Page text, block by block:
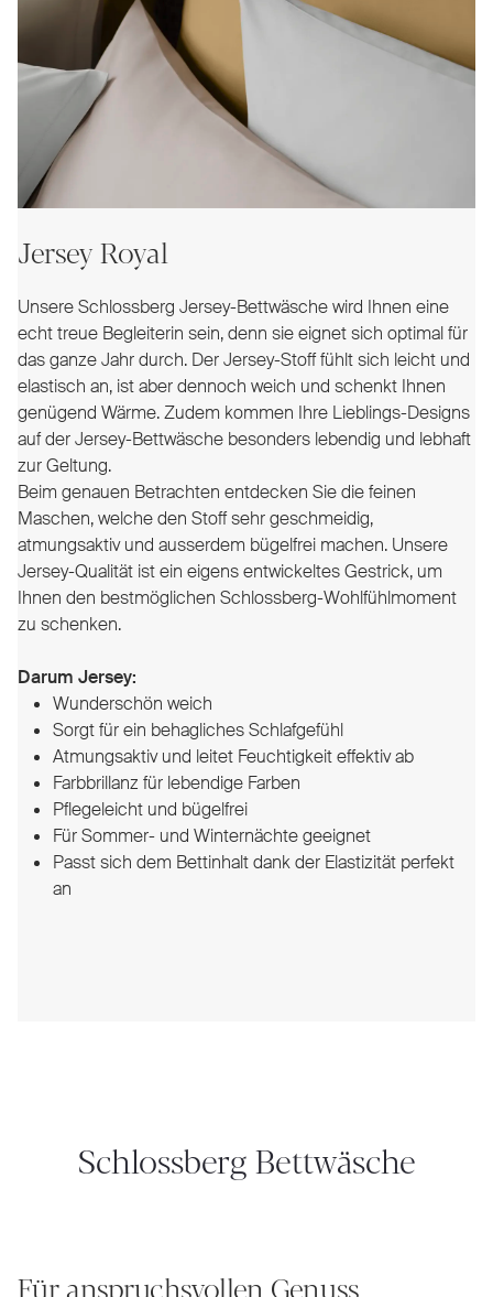
Jersey Royal
Unsere Schlossberg Jersey-Bettwäsche wird Ihnen eine
echt treue Begleiterin sein, denn sie eignet sich optimal für
das ganze Jahr durch. Der Jersey-Stoff fühlt sich leicht und
elastisch an, ist aber dennoch weich und schenkt Ihnen
genügend Wärme. Zudem kommen Ihre Lieblings-Designs
auf der Jersey-Bettwäsche besonders lebendig und lebhaft
zur Geltung.
Beim genauen Betrachten entdecken Sie die feinen
Maschen, welche den Stoff sehr geschmeidig,
atmungsaktiv und ausserdem bügelfrei machen. Unsere
Jersey-Qualität ist ein eigens entwickeltes Gestrick, um
Ihnen den bestmöglichen Schlossberg-Wohlfühlmoment
zu schenken.
Darum Jersey:
Wunderschön weich
Sorgt für ein behagliches Schlafgefühl
Atmungsaktiv und leitet Feuchtigkeit effektiv ab
Farbbrillanz für lebendige Farben
Pflegeleicht und bügelfrei
Für Sommer- und Winternächte geeignet
Passt sich dem Bettinhalt dank der Elastizität perfekt
an
Schlossberg Bettwäsche
Für anspruchsvollen Genuss